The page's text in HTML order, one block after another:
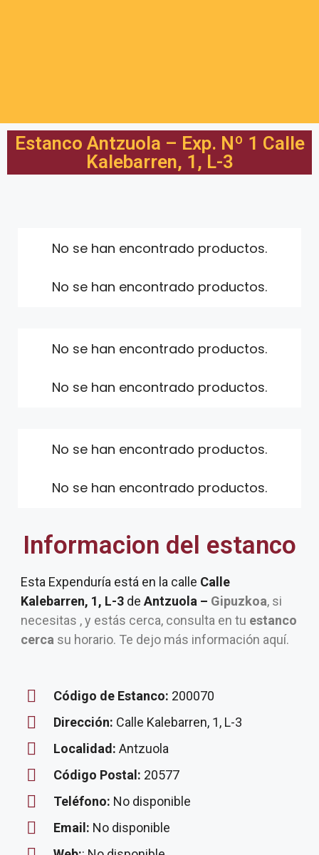
Estanco Antzuola – Exp. Nº 1 Calle
Kalebarren, 1, L-3
No se han encontrado productos.
No se han encontrado productos.
No se han encontrado productos.
No se han encontrado productos.
No se han encontrado productos.
No se han encontrado productos.
Informacion del estanco
Esta Expenduría está en la calle Calle
Kalebarren, 1, L-3 de Antzuola – Gipuzkoa, si
necesitas , y estás cerca, consulta en tu estanco
cerca su horario. Te dejo más información aquí.
Código de Estanco: 200070
Dirección: Calle Kalebarren, 1, L-3
Localidad: Antzuola
Código Postal: 20577
Teléfono: No disponible
Email: No disponible